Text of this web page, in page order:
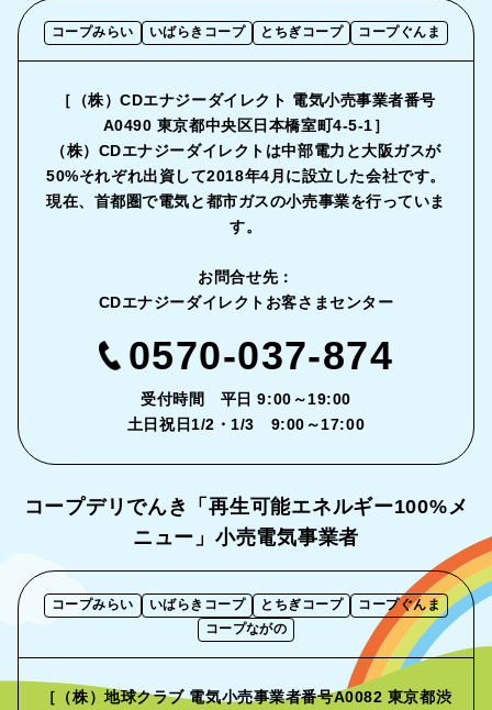
コープみらい いばらきコープ とちぎコープ コープぐんま
［（株）CDエナジーダイレクト 電気小売事業者番号
A0490 東京都中央区日本橋室町4-5-1］
（株）CDエナジーダイレクトは中部電力と大阪ガスが
50%それぞれ出資して2018年4月に設立した会社です。
現在、首都圏で電気と都市ガスの小売事業を行っていま
す。
お問合せ先：
CDエナジーダイレクトお客さまセンター
0570-037-874
受付時間 平日 9:00～19:00
土日祝日1/2・1/3 9:00～17:00
コープデリでんき「再生可能エネルギー100%メ
ニュー」小売電気事業者
コープみらい いばらきコープ とちぎコープ
コープぐんま
コープながの
［（株）地球クラブ 電気小売事業者番号A0082 東京都渋